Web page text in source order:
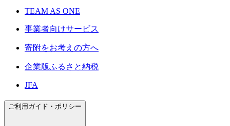
TEAM AS ONE
事業者向けサービス
寄附をお考えの方へ
企業版ふるさと納税
JFA
ご利用ガイド・ポリシー